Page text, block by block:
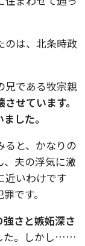
のは、北条時政
兄である牧宗親
せています。
した。
ると、かなりの
夫の浮気に激
近いわけです
です。
さと嫉妬深さ
た。しかし……